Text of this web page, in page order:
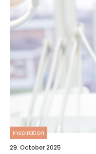
inspiration
29. October 2025